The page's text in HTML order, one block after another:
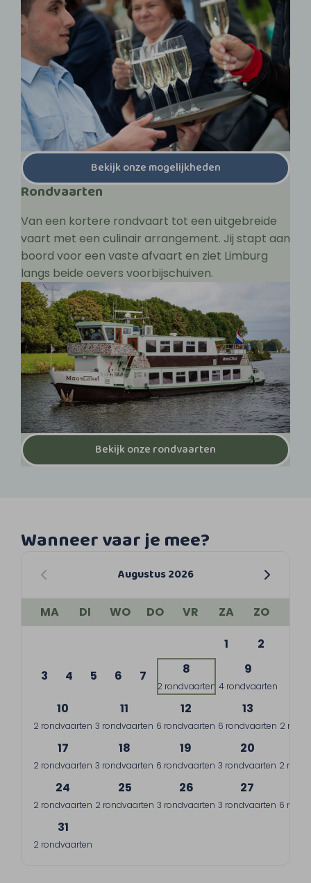
Bekijk onze mogelijkheden
Rondvaarten
Van een kortere rondvaart tot een uitgebreide
vaart met een culinair arrangement. Jij stapt aan
boord voor een vaste afvaart en ziet Limburg
langs beide oevers voorbijschuiven.
Bekijk onze rondvaarten
Wanneer vaar je mee?
Augustus 2026
MA DI WO DO VR ZA
ZO
1
2
3 4 5 6 7 8
2 rondvaarten
9
4 rondvaarten
10
2 rondvaarten
11
3 rondvaarten
12
6 rondvaarten
13
6 rondvaarten 2
17
2 rondvaarten
18
3 rondvaarten
19
6 rondvaarten
20
3 rondvaarten 2
24
2 rondvaarten
25
2 rondvaarten
26
3 rondvaarten
27
3 rondvaarten 6
31
2 rondvaarten